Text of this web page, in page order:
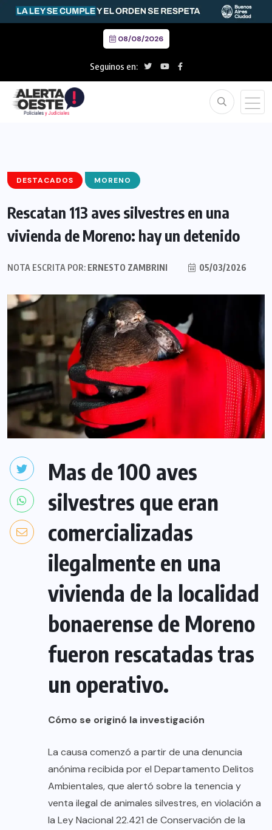
08/08/2026
Seguinos en:
DESTACADOS MORENO
Rescatan 113 aves silvestres en una
vivienda de Moreno: hay un detenido
NOTA ESCRITA POR: ERNESTO ZAMBRINI 05/03/2026
Mas de 100 aves
silvestres que eran
comercializadas
ilegalmente en una
vivienda de la localidad
bonaerense de Moreno
fueron rescatadas tras
un operativo.
Cómo se originó la investigación
La causa comenzó a partir de una denuncia
anónima recibida por el Departamento Delitos
Ambientales, que alertó sobre la tenencia y
venta ilegal de animales silvestres, en violación a
la Ley Nacional 22.421 de Conservación de la